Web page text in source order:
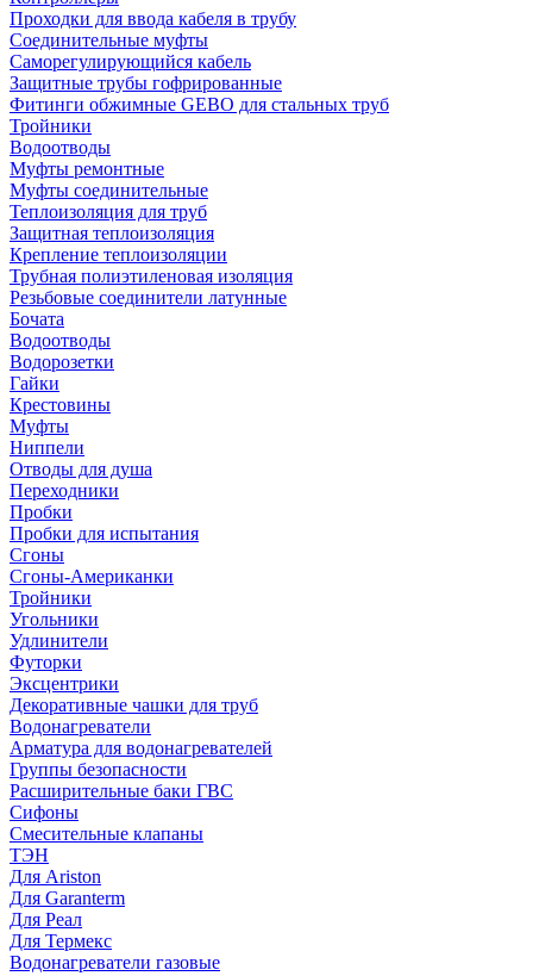
Проходки для ввода кабеля в трубу
Соединительные муфты
Саморегулирующийся кабель
Защитные трубы гофрированные
Фитинги обжимные GEBO для стальных труб
Тройники
Водоотводы
Муфты ремонтные
Муфты соединительные
Теплоизоляция для труб
Защитная теплоизоляция
Крепление теплоизоляции
Трубная полиэтиленовая изоляция
Резьбовые соединители латунные
Бочата
Водоотводы
Водорозетки
Гайки
Крестовины
Муфты
Ниппели
Отводы для душа
Переходники
Пробки
Пробки для испытания
Сгоны
Сгоны-Американки
Тройники
Угольники
Удлинители
Футорки
Эксцентрики
Декоративные чашки для труб
Водонагреватели
Арматура для водонагревателей
Группы безопасности
Расширительные баки ГВС
Сифоны
Смесительные клапаны
ТЭН
Для Ariston
Для Garanterm
Для Реал
Для Термекс
Водонагреватели газовые